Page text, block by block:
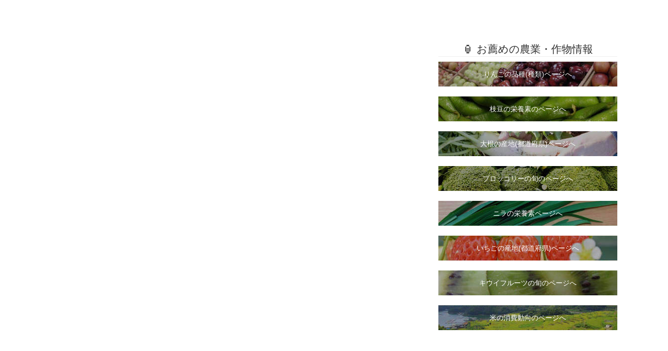
🏮 お薦めの農業・作物情報
りんごの品種(種類)ページへ
枝豆の栄養素のページへ
大根の産地(都道府県)ページへ
ブロッコリーの旬のページへ
ニラの栄養素ページへ
いちごの産地(都道府県)ページへ
キウイフルーツの旬のページへ
米の消費動向のページへ